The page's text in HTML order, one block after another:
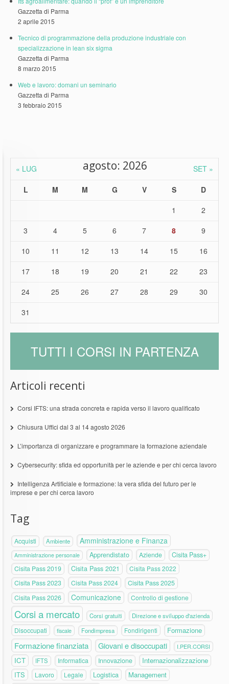
Gazzetta di Parma
2 aprile 2015
Tecnico di programmazione della produzione industriale con
specializzazione in lean six sigma
Gazzetta di Parma
8 marzo 2015
Web e lavoro: domani un seminario
Gazzetta di Parma
3 febbraio 2015
« LUG SET »
agosto: 2026
L M M G V S
D
1
2
3
4 5 6 7 8
9
10
11 12 13 14 15
16
17
18 19 20 21 22
23
24
25 26 27 28 29
30
31
TUTTI I CORSI IN PARTENZA
Articoli recenti
Corsi IFTS: una strada concreta e rapida verso il lavoro qualificato
Chiusura Uffici dal 3 al 14 agosto 2026
L’importanza di organizzare e programmare la formazione aziendale
Cybersecurity: sfida ed opportunità per le aziende e per chi cerca lavoro
Intelligenza Artificiale e formazione: la vera sfida del futuro per le
imprese e per chi cerca lavoro
Tag
Acquisti Ambiente Amministrazione e Finanza
Amministrazione personale Apprendistato Aziende
Cisita Pass+
Cisita Pass 2019
Cisita Pass 2021 Cisita Pass 2022
Cisita Pass 2023 Cisita Pass 2024
Cisita Pass 2025
Cisita Pass 2026
Comunicazione Controllo di gestione
Corsi a mercato Corsi gratuiti Direzione e sviluppo d'azienda
Disoccupati fiscale Fondimpresa Fondirigenti Formazione
Formazione finanziata Giovani e disoccupati I.PER.CORSI
ICT IFTS Informatica Innovazione
Internazionalizzazione
ITS
Lavoro Legale Logistica Management